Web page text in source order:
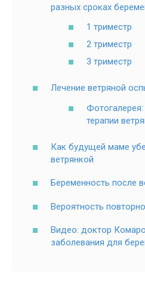
разных сроках
1 триместр
2 триместр
3 триместр
Лечение ветряной
терапии
Как будущей маме
ветрянкой
Беременность после
Вероятность
Видео: доктор
заболевания для